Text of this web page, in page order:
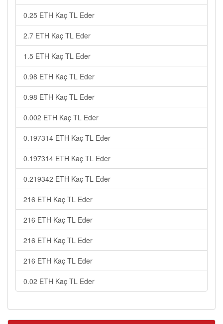
0.25 ETH Kaç TL Eder
2.7 ETH Kaç TL Eder
1.5 ETH Kaç TL Eder
0.98 ETH Kaç TL Eder
0.98 ETH Kaç TL Eder
0.002 ETH Kaç TL Eder
0.197314 ETH Kaç TL Eder
0.197314 ETH Kaç TL Eder
0.219342 ETH Kaç TL Eder
216 ETH Kaç TL Eder
216 ETH Kaç TL Eder
216 ETH Kaç TL Eder
216 ETH Kaç TL Eder
0.02 ETH Kaç TL Eder